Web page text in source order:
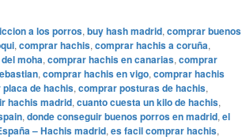
a los porros, buy hash madrid, comprar buenos
, comprar hachis, comprar hachis a coruña,
moha, comprar hachis en canarias, comprar
, comprar hachis en vigo, comprar hachis
de hachis, comprar posturas de hachis,
hachis madrid, cuanto cuesta un kilo de hachis,
, donde conseguir buenos porros en madrid, el
– Hachis madrid, es facil comprar hachis,